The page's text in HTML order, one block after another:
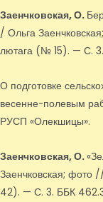
Заенчковская, О.
/ Ольга
лютага (№ 15). — С.
О подготовке
весенне-полевым
РУСП «Олекшицы».
Заенчковская, О.
Заенчковская; фото
42). — С. 3. ББК